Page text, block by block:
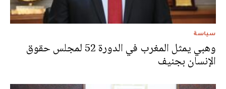
سياسة
وهبي يمثل المغرب في الدورة 52 لمجلس حقوق
الإنسان بجنيف